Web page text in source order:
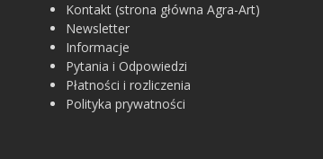
Kontakt (strona główna Agra-Art)
Newsletter
Informacje
Pytania i Odpowiedzi
Płatności i rozliczenia
Polityka prywatności